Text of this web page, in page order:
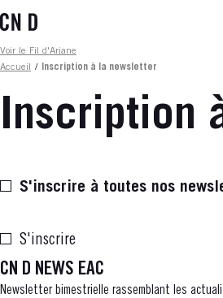
au
principal
Fil d'ariane
Voir le Fil d'Ariane
Accueil
/ Inscription à la newsletter
Inscription
S'inscrire à toutes nos
S'inscrire
CN D NEWS EAC
Newsletter bimestrielle rassemblant les